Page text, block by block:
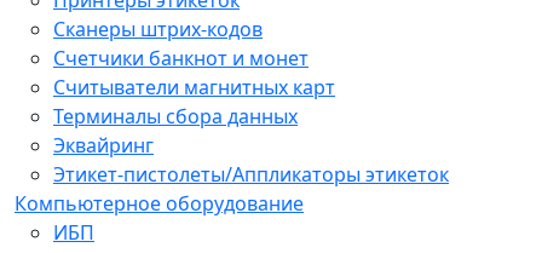
Сканеры штрих-кодов
Счетчики банкнот и монет
Считыватели магнитных карт
Терминалы сбора данных
Эквайринг
Этикет-пистолеты/Аппликаторы этикеток
Компьютерное оборудование
ИБП